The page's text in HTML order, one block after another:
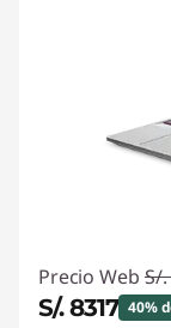
Precio Web S/
S/. 8317 40%